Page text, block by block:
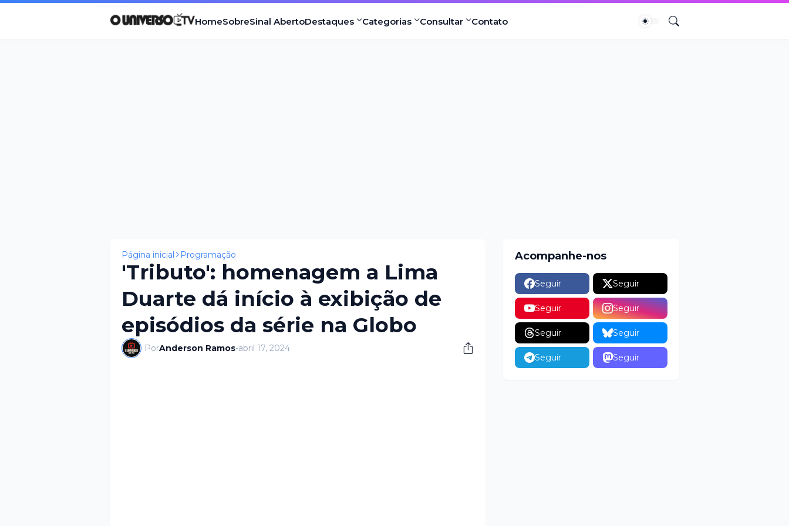
HomeSobreSinal AbertoDestaques Categorias Consultar Contato
Página inicial Programação
'Tributo': homenagem a Lima
Duarte dá início à exibição de
episódios da série na Globo
PorAnderson Ramos-abril 17, 2024
Acompanhe-nos
Seguir Seguir
Seguir Seguir
Seguir Seguir
Seguir Seguir